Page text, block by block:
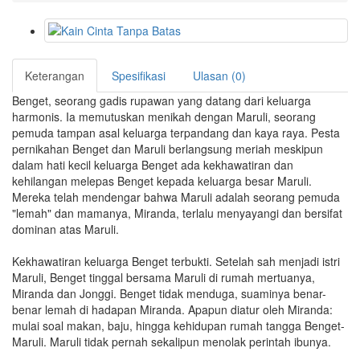
Keterangan Spesifikasi
Ulasan (0)
Benget, seorang gadis rupawan yang datang dari keluarga
harmonis. Ia memutuskan menikah dengan Maruli, seorang
pemuda tampan asal keluarga terpandang dan kaya raya. Pesta
pernikahan Benget dan Maruli berlangsung meriah meskipun
dalam hati kecil keluarga Benget ada kekhawatiran dan
kehilangan melepas Benget kepada keluarga besar Maruli.
Mereka telah mendengar bahwa Maruli adalah seorang pemuda
"lemah" dan mamanya, Miranda, terlalu menyayangi dan bersifat
dominan atas Maruli.
Kekhawatiran keluarga Benget terbukti. Setelah sah menjadi istri
Maruli, Benget tinggal bersama Maruli di rumah mertuanya,
Miranda dan Jonggi. Benget tidak menduga, suaminya benar-
benar lemah di hadapan Miranda. Apapun diatur oleh Miranda:
mulai soal makan, baju, hingga kehidupan rumah tangga Benget-
Maruli. Maruli tidak pernah sekalipun menolak perintah ibunya.